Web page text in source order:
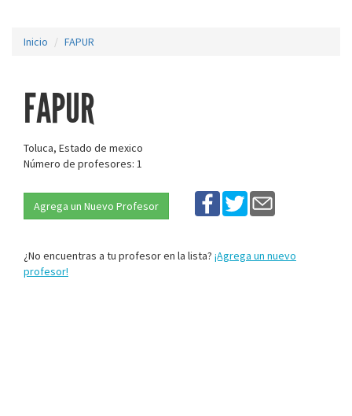
Inicio FAPUR
FAPUR
Toluca, Estado de mexico
Número de profesores: 1
Agrega un Nuevo Profesor
¿No encuentras a tu profesor en la lista? ¡Agrega un nuevo
profesor!